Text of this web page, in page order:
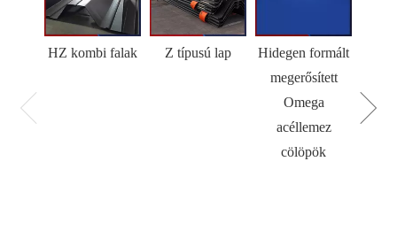
HZ kombi falak Z típusú lap
Hidegen formált
megerősített
Omega
acéllemez
cölöpök